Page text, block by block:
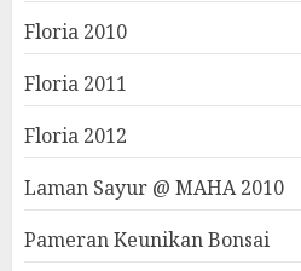
Floria 2010
Floria 2011
Floria 2012
Laman Sayur @ MAHA 2010
Pameran Keunikan Bonsai